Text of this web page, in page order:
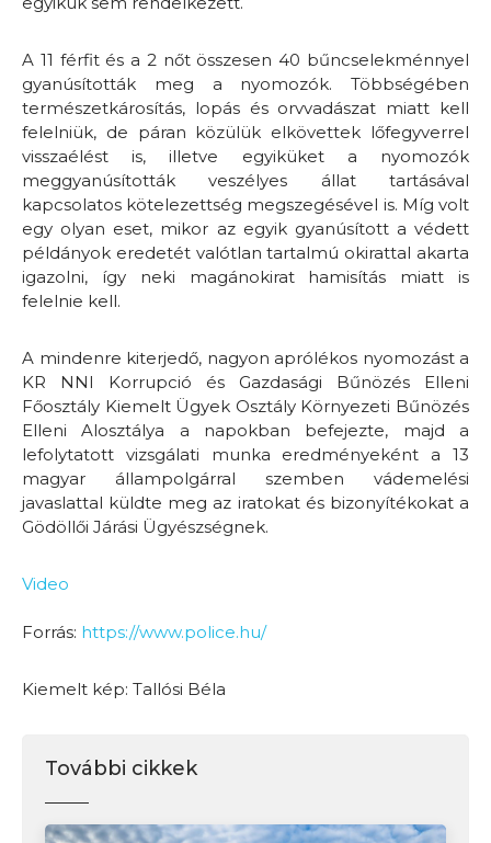
A 11 férfit és a 2 nőt összesen 40 bűncselekménnyel
gyanúsították meg a nyomozók. Többségében
természetkárosítás, lopás és orvvadászat miatt kell
felelniük, de páran közülük elkövettek lőfegyverrel
visszaélést is, illetve egyiküket a nyomozók
meggyanúsították veszélyes állat tartásával
kapcsolatos kötelezettség megszegésével is. Míg volt
egy olyan eset, mikor az egyik gyanúsított a védett
példányok eredetét valótlan tartalmú okirattal akarta
igazolni, így neki magánokirat hamisítás miatt is
felelnie kell.
A mindenre kiterjedő, nagyon aprólékos nyomozást a
KR NNI Korrupció és Gazdasági Bűnözés Elleni
Főosztály Kiemelt Ügyek Osztály Környezeti Bűnözés
Elleni Alosztálya a napokban befejezte, majd a
lefolytatott vizsgálati munka eredményeként a 13
magyar állampolgárral szemben vádemelési
javaslattal küldte meg az iratokat és bizonyítékokat a
Gödöllői Járási Ügyészségnek.
Video
Forrás: https://www.police.hu/
Kiemelt kép: Tallósi Béla
További cikkek